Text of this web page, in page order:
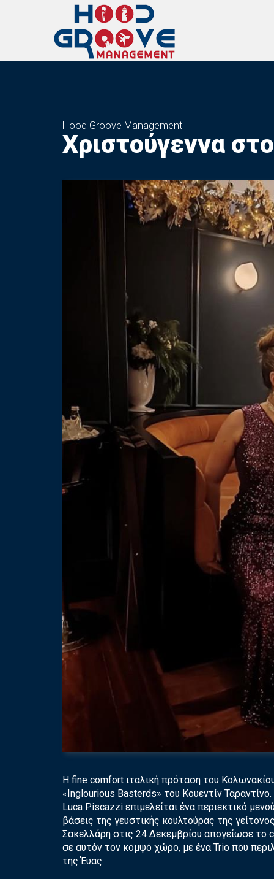
Hood Groove Management
Χριστούγεννα
Η fine comfort ιταλική πρόταση του
«Inglourious Basterds» του Κουεντίν
Luca Piscazzi επιμελείται ένα περιεκτικό
βάσεις της γευστικής κουλτούρας της
Σακελλάρη στις 24 Δεκεμβρίου απογείωσε το
σε αυτόν τον κομψό χώρο, με ένα Trio που
της Έυας.